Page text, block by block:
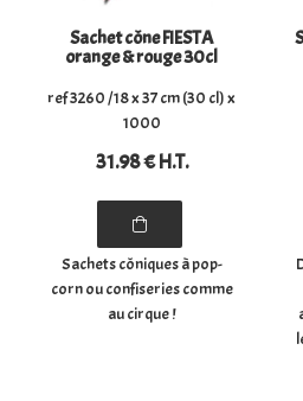
Sachet cône FIESTA
orange & rouge 30cl
ref 3260 /18 x 37 cm (30 cl) x
1000
31.98€ H.T.
Sachets côniques à pop-
corn ou confiseries comme
au cirque !